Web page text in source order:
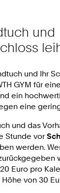
und
und Ihr
GYM für
ein
eine
und das
Stunde vor
werden.
Euro pro
von 30